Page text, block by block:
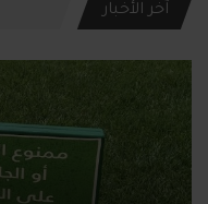
آخر الأخبار